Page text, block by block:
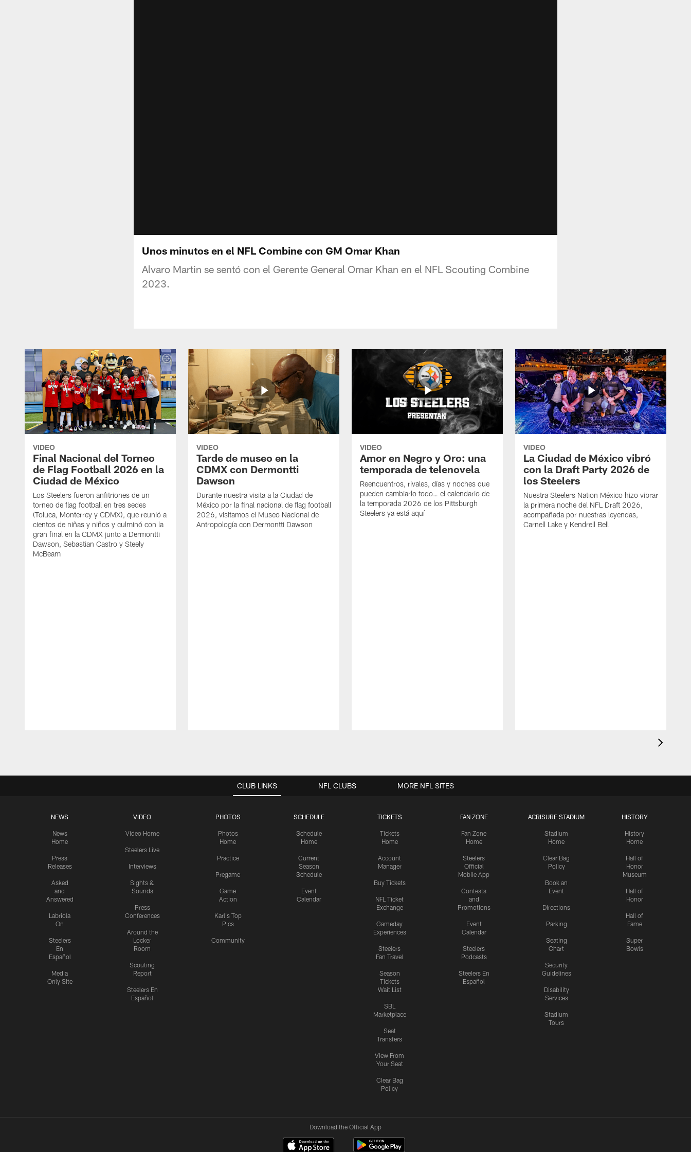
Unos minutos en el NFL Combine con GM Omar Khan
Alvaro Martin se sentó con el Gerente General Omar Khan en el NFL Scouting Combine
2023.
VIDEO
Final Nacional del Torneo
de Flag Football 2026 en la
Ciudad de México
Los Steelers fueron anfitriones de un
torneo de flag football en tres sedes
(Toluca, Monterrey y CDMX), que reunió a
cientos de niñas y niños y culminó con la
gran final en la CDMX junto a Dermontti
Dawson, Sebastian Castro y Steely
McBeam
VIDEO
Tarde de museo en la
CDMX con Dermontti
Dawson
Durante nuestra visita a la Ciudad de
México por la final nacional de flag football
2026, visitamos el Museo Nacional de
Antropología con Dermontti Dawson
VIDEO
Amor en Negro y Oro: una
temporada de telenovela
Reencuentros, rivales, días y noches que
pueden cambiarlo todo… el calendario de
la temporada 2026 de los Pittsburgh
Steelers ya está aquí
VIDEO
La Ciudad de México vibró
con la Draft Party 2026 de
los Steelers
Nuestra Steelers Nation México hizo vibrar
la primera noche del NFL Draft 2026,
acompañada por nuestras leyendas,
Carnell Lake y Kendrell Bell
CLUB LINKS
NEWS
News
Home
Press
Releases
Asked
and
Answered
Labriola
On
Steelers
En
Español
Media
Only Site
VIDEO
Video Home
Steelers Live
Interviews
Sights &
Sounds
Press
Conferences
Around the
Locker
Room
Scouting
Report
Steelers En
Español
PHOTOS
Photos
Home
Practice
Pregame
Game
Action
Karl's Top
Pics
Community
SCHEDULE
Schedule
Home
Current
Season
Schedule
Event
Calendar
TICKETS
Tickets
Home
Account
Manager
Buy Tickets
NFL Ticket
Exchange
Gameday
Experiences
Steelers
Fan Travel
Season
Tickets
Wait List
SBL
Marketplace
Seat
Transfers
View From
Your Seat
Clear Bag
Policy
FAN ZONE
Fan Zone
Home
Steelers
Official
Mobile App
Contests
and
Promotions
Event
Calendar
Steelers
Podcasts
Steelers En
Español
ACRISURE STADIUM
Stadium
Home
Clear Bag
Policy
Book an
Event
Directions
Parking
Seating
Chart
Security
Guidelines
Disability
Services
Stadium
Tours
HISTORY
History
Home
Hall of
Honor
Museum
Hall of
Honor
Hall of
Fame
Super
Bowls
NFL CLUBS MORE NFL SITES
Download the Official App